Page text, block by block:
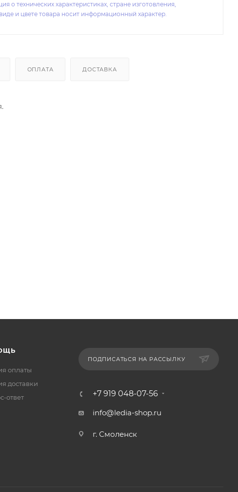
о технических характеристиках, стране изготовления,
и цвете товара носит информационный характер.
ОПЛАТА ДОСТАВКА
оплаты
доставки
ответ
ПОДПИСАТЬСЯ НА РАССЫЛКУ
+7 919 048-07-56
info@ledia-shop.ru
г. Смоленск